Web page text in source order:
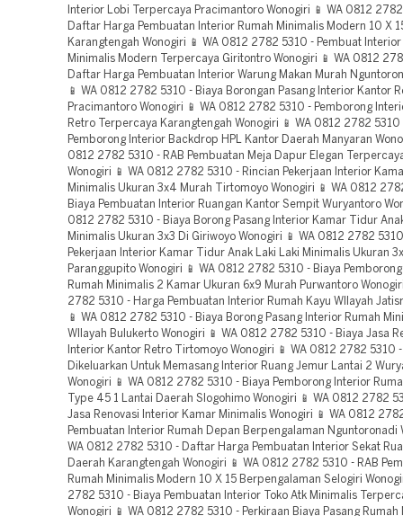
Interior Lobi Terpercaya Pracimantoro Wonogiri 📱 WA 0812
Daftar Harga Pembuatan Interior Rumah Minimalis Modern 10 X
Karangtengah Wonogiri 📱 WA 0812 2782 5310 - Pembuat
Minimalis Modern Terpercaya Giritontro Wonogiri 📱 WA 0812
Daftar Harga Pembuatan Interior Warung Makan Murah
📱 WA 0812 2782 5310 - Biaya Borongan Pasang Interior Kantor
Pracimantoro Wonogiri 📱 WA 0812 2782 5310 - Pemborong
Retro Terpercaya Karangtengah Wonogiri 📱 WA 0812 2782 5310
Pemborong Interior Backdrop HPL Kantor Daerah Manyaran
0812 2782 5310 - RAB Pembuatan Meja Dapur Elegan
Wonogiri 📱 WA 0812 2782 5310 - Rincian Pekerjaan Interior
Minimalis Ukuran 3x4 Murah Tirtomoyo Wonogiri 📱 WA 0812
Biaya Pembuatan Interior Ruangan Kantor Sempit Wuryantoro
0812 2782 5310 - Biaya Borong Pasang Interior Kamar Tidur
Minimalis Ukuran 3x3 Di Giriwoyo Wonogiri 📱 WA 0812 2782
Pekerjaan Interior Kamar Tidur Anak Laki Laki Minimalis Ukuran
Paranggupito Wonogiri 📱 WA 0812 2782 5310 - Biaya
Rumah Minimalis 2 Kamar Ukuran 6x9 Murah Purwantoro
2782 5310 - Harga Pembuatan Interior Rumah Kayu WIlayah
📱 WA 0812 2782 5310 - Biaya Borong Pasang Interior Rumah
WIlayah Bulukerto Wonogiri 📱 WA 0812 2782 5310 - Biaya Jasa
Interior Kantor Retro Tirtomoyo Wonogiri 📱 WA 0812 2782 5310 -
Dikeluarkan Untuk Memasang Interior Ruang Jemur Lantai 2
Wonogiri 📱 WA 0812 2782 5310 - Biaya Pemborong Interior
Type 45 1 Lantai Daerah Slogohimo Wonogiri 📱 WA 0812 2782
Jasa Renovasi Interior Kamar Minimalis Wonogiri 📱 WA 0812
Pembuatan Interior Rumah Depan Berpengalaman Nguntoronadi
WA 0812 2782 5310 - Daftar Harga Pembuatan Interior Sekat
Daerah Karangtengah Wonogiri 📱 WA 0812 2782 5310 - RAB
Rumah Minimalis Modern 10 X 15 Berpengalaman Selogiri
2782 5310 - Biaya Pembuatan Interior Toko Atk Minimalis
Wonogiri 📱 WA 0812 2782 5310 - Perkiraan Biaya Pasang Rumah